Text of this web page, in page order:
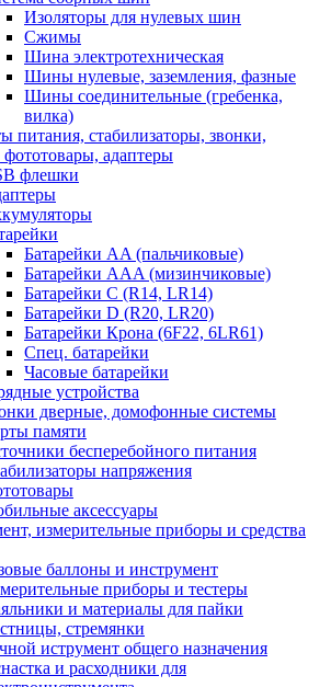
Изоляторы для нулевых шин
Сжимы
Шина электротехническая
Шины нулевые, заземления, фазные
Шины соединительные (гребенка,
вилка)
питания, стабилизаторы, звонки,
адаптеры
флешки
Батарейки AA (пальчиковые)
Батарейки AAA (мизинчиковые)
Батарейки C (R14, LR14)
Батарейки D (R20, LR20)
Батарейки Крона (6F22, 6LR61)
Спец. батарейки
Часовые батарейки
устройства
дверные, домофонные системы
памяти
бесперебойного питания
напряжения
аксессуары
измерительные приборы и средства
баллоны и инструмент
приборы и тестеры
и материалы для пайки
стремянки
иструмент общего назначения
и расходники для